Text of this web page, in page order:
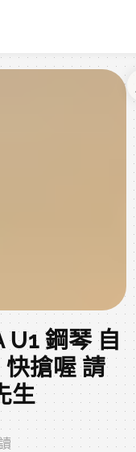
鋼琴 自
快搶喔 請
生